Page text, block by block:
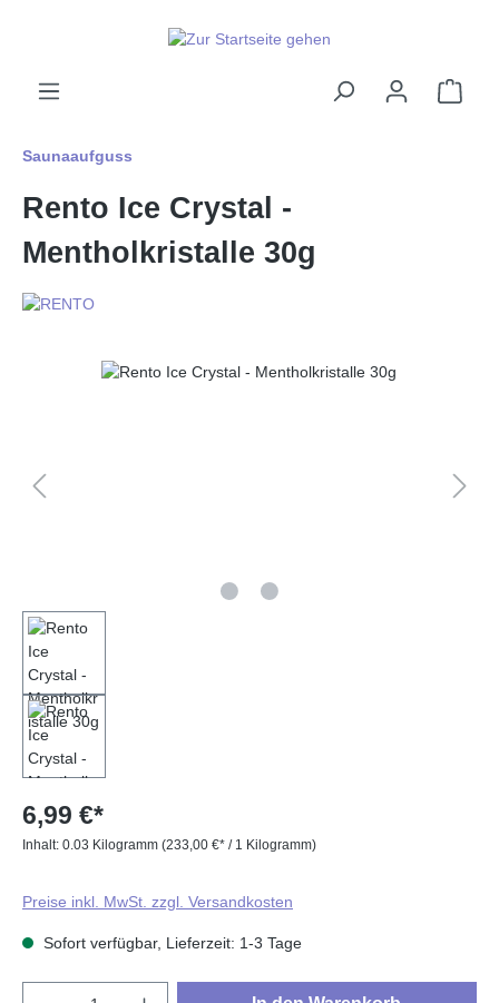
Saunaaufguss
Rento Ice Crystal -
Mentholkristalle 30g
Bildergalerie überspringen
6,99 €*
Inhalt: 0.03 Kilogramm (233,00 €* / 1 Kilogramm)
Preise inkl. MwSt. zzgl. Versandkosten
Sofort verfügbar, Lieferzeit: 1-3 Tage